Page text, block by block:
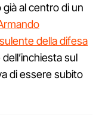
al centro di un
della difesa
sul
di essere subito